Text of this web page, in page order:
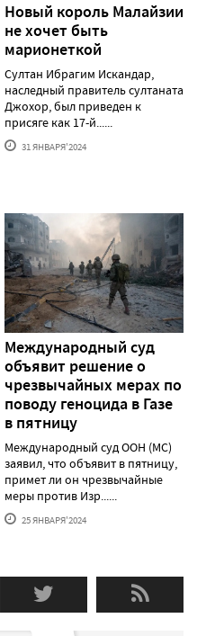
Новый король Малайзии
не хочет быть
марионеткой
Султан Ибрагим Искандар,
наследный правитель султаната
Джохор, был приведен к
присяге как 17-й......
31 ЯНВАРЯ'2024
Международный суд
объявит решение о
чрезвычайных мерах по
поводу геноцида в Газе
в пятницу
Международный суд ООН (МС)
заявил, что объявит в пятницу,
примет ли он чрезвычайные
меры против Изр......
25 ЯНВАРЯ'2024